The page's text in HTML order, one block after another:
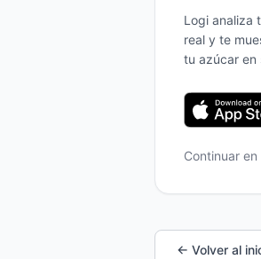
Logi analiza
real y te
tu azúcar en
Continuar
← Volver al